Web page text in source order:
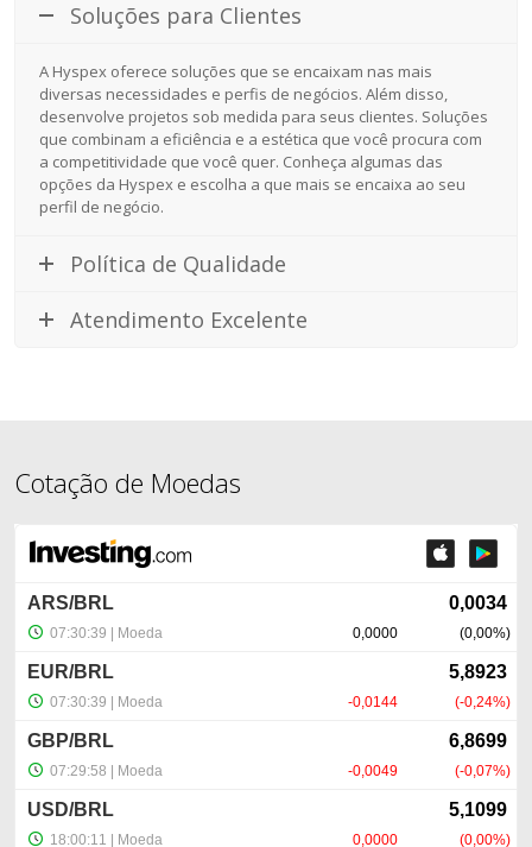
Soluções para Clientes
A Hyspex oferece soluções que se encaixam nas mais
diversas necessidades e perfis de negócios. Além disso,
desenvolve projetos sob medida para seus clientes. Soluções
que combinam a eficiência e a estética que você procura com
a competitividade que você quer. Conheça algumas das
opções da Hyspex e escolha a que mais se encaixa ao seu
perfil de negócio.
Política de Qualidade
Atendimento Excelente
Cotação de Moedas